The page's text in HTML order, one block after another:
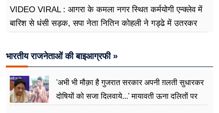
VIDEO VIRAL : आगरा के कमला नगर स्थित कर्मयोगी एन्क्लेव में
बारिश से धंसी सड़क, सपा नेता नितिन कोहली ने गड्ढे में उतरकर
भारतीय राजनेताओं की बाइआग्रफी »
'अभी भी मौक़ा है गुजरात सरकार अपनी ग़लती सुधारकर
दोषियों को सजा दिलवाये...' मायावती ऊना दलितों पर